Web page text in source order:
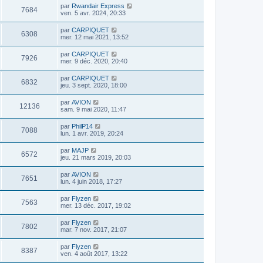
7684 par Rwandair Express
ven. 5 avr. 2024, 20:33
6308 par CARPIQUET
mer. 12 mai 2021, 13:52
7926 par CARPIQUET
mer. 9 déc. 2020, 20:40
6832 par CARPIQUET
jeu. 3 sept. 2020, 18:00
12136 par AVION
sam. 9 mai 2020, 11:47
7088 par PhilP14
lun. 1 avr. 2019, 20:24
6572 par MAJP
jeu. 21 mars 2019, 20:03
7651 par AVION
lun. 4 juin 2018, 17:27
7563 par Flyzen
mer. 13 déc. 2017, 19:02
7802 par Flyzen
mar. 7 nov. 2017, 21:07
8387 par Flyzen
ven. 4 août 2017, 13:22